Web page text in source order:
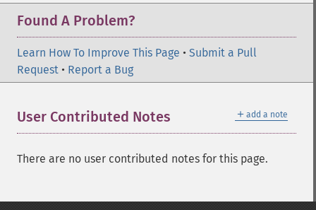
Found A Problem?
Learn How To Improve This Page • Submit a Pull
Request • Report a Bug
＋ add a note
User Contributed Notes
There are no user contributed notes for this page.